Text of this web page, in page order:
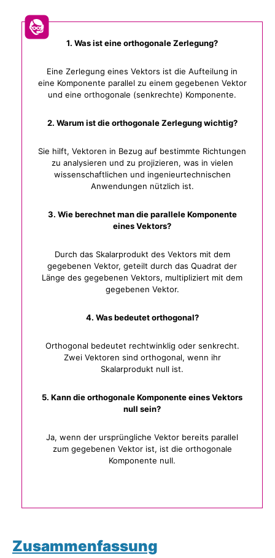
1. Was ist eine orthogonale Zerlegung?
Eine Zerlegung eines Vektors ist die Aufteilung in
eine Komponente parallel zu einem gegebenen Vektor
und eine orthogonale (senkrechte) Komponente.
2. Warum ist die orthogonale Zerlegung wichtig?
Sie hilft, Vektoren in Bezug auf bestimmte Richtungen
zu analysieren und zu projizieren, was in vielen
wissenschaftlichen und ingenieurtechnischen
Anwendungen nützlich ist.
3. Wie berechnet man die parallele Komponente
eines Vektors?
Durch das Skalarprodukt des Vektors mit dem
gegebenen Vektor, geteilt durch das Quadrat der
Länge des gegebenen Vektors, multipliziert mit dem
gegebenen Vektor.
4. Was bedeutet orthogonal?
Orthogonal bedeutet rechtwinklig oder senkrecht.
Zwei Vektoren sind orthogonal, wenn ihr
Skalarprodukt null ist.
5. Kann die orthogonale Komponente eines Vektors
null sein?
Ja, wenn der ursprüngliche Vektor bereits parallel
zum gegebenen Vektor ist, ist die orthogonale
Komponente null.
Zusammenfassung